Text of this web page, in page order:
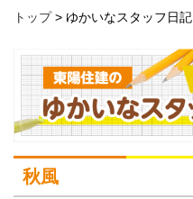
トップ> ゆかいなスタッフ日記
秋風